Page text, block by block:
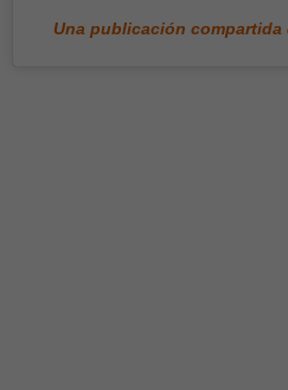
Una publicación compartida